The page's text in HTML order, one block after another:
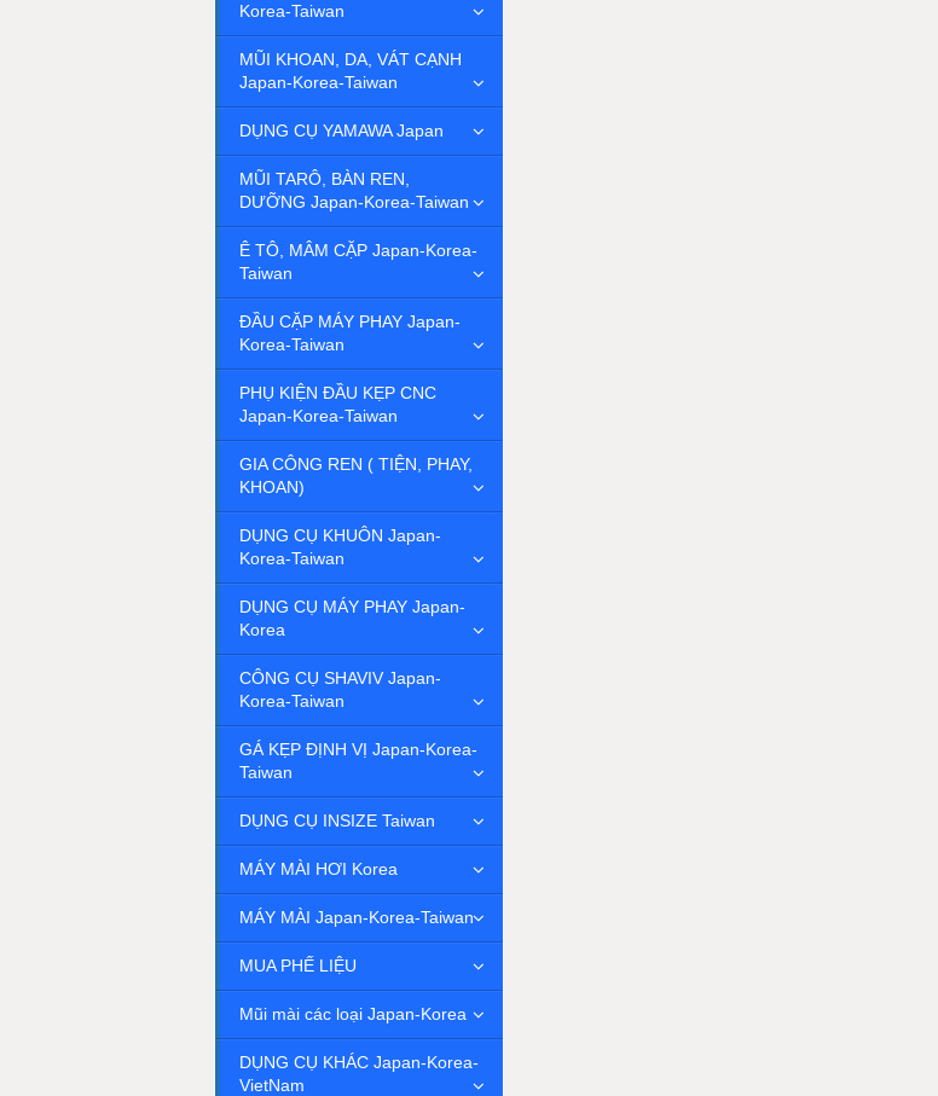
Korea-Taiwan
MŨI KHOAN, DA, VÁT CẠNH
Japan-Korea-Taiwan
DỤNG CỤ YAMAWA Japan
MŨI TARÔ, BÀN REN,
DƯỠNG Japan-Korea-Taiwan
Ê TÔ, MÂM CẶP Japan-Korea-
Taiwan
ĐẦU CẶP MÁY PHAY Japan-
Korea-Taiwan
PHỤ KIỆN ĐẦU KẸP CNC
Japan-Korea-Taiwan
GIA CÔNG REN ( TIỆN, PHAY,
KHOAN)
DỤNG CỤ KHUÔN Japan-
Korea-Taiwan
DỤNG CỤ MÁY PHAY Japan-
Korea
CÔNG CỤ SHAVIV Japan-
Korea-Taiwan
GÁ KẸP ĐỊNH VỊ Japan-Korea-
Taiwan
DỤNG CỤ INSIZE Taiwan
MÁY MÀI HƠI Korea
MÁY MÀI Japan-Korea-Taiwan
MUA PHẾ LIỆU
Mũi mài các loại Japan-Korea
DỤNG CỤ KHÁC Japan-Korea-
VietNam